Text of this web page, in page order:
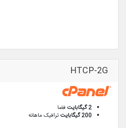
HTCP-2G
2 گیگابایت
فضا
200 گیگابایت
ترافیک ماهانه